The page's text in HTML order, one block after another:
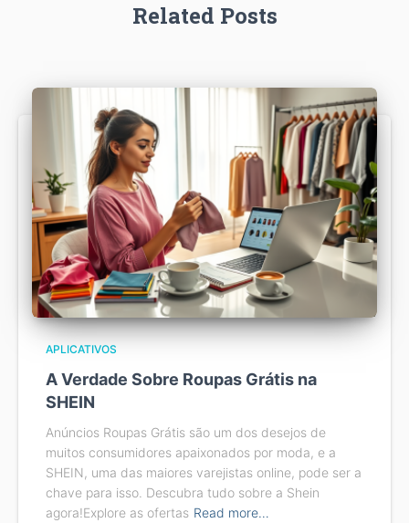
Related Posts
APLICATIVOS
A Verdade Sobre Roupas Grátis na
SHEIN
Anúncios Roupas Grátis são um dos desejos de
muitos consumidores apaixonados por moda, e a
SHEIN, uma das maiores varejistas online, pode ser a
chave para isso. Descubra tudo sobre a Shein
agora!Explore as ofertas Read more…